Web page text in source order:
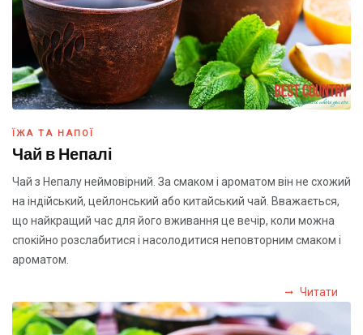
ЇЖА ТА НАПОЇ
Чай в Непалі
Чай з Непалу неймовірний. За смаком і ароматом він не схожий
на індійський, цейлонський або китайський чай. Вважається,
що найкращий час для його вживання це вечір, коли можна
спокійно розслабитися і насолодитися неповторним смаком і
ароматом.
Читати